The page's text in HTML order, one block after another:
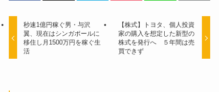
秒速1億円稼ぐ男・与沢
翼、現在はシンガポールに
移住し月1500万円を稼ぐ生
活
【株式】トヨタ、個人投資
家の購入を想定した新型の
株式を発行へ ５年間は売
買できず